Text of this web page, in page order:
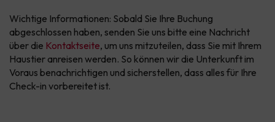
Wichtige Informationen: Sobald Sie Ihre Buchung
abgeschlossen haben, senden Sie uns bitte eine Nachricht
über die Kontaktseite, um uns mitzuteilen, dass Sie mit Ihrem
Haustier anreisen werden. So können wir die Unterkunft im
Voraus benachrichtigen und sicherstellen, dass alles für Ihre
Check-in vorbereitet ist.